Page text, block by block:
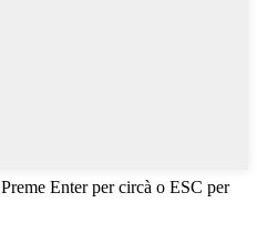
Preme Enter per circà o ESC per